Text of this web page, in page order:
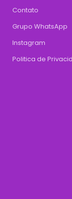
Contato
Grupo WhatsApp
Instagram
Politica de